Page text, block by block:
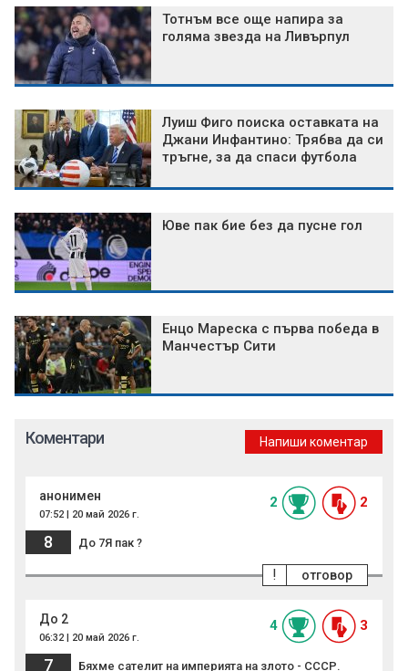
Тотнъм все още напира за
голяма звезда на Ливърпул
Луиш Фиго поиска оставката на
Джани Инфантино: Трябва да си
тръгне, за да спаси футбола
Юве пак бие без да пусне гол
Енцо Мареска с първа победа в
Манчестър Сити
Коментари Напиши коментар
анонимен
07:52 | 20 май 2026 г.
2 2
8 До 7Я пак ?
отговор
!
До 2
06:32 | 20 май 2026 г.
4 3
7
Бяхме сателит на империята на злото - СССР.